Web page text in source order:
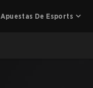
Apuestas De Esports